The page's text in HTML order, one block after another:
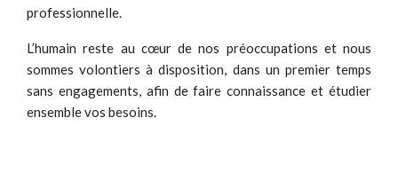
professionnelle.
L’humain reste au cœur de nos préoccupations et nous
sommes volontiers à disposition, dans un premier temps
sans engagements, afin de faire connaissance et étudier
ensemble vos besoins.